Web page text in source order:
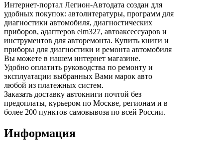
Интернет-портал Легион-Автодата создан для
удобных покупок: автолитературы, программ для
диагностики автомобиля, диагностических
приборов, адаптеров elm327, автоаксессуаров и
инструментов для авторемонта. Купить книги и
приборы для диагностики и ремонта автомобиля
Вы можете в нашем интернет магазине.
Удобно оплатить руководства по ремонту и
эксплуатации выбранных Вами марок авто
любой из платежных систем.
Заказать доставку автокниги почтой без
предоплаты, курьером по Москве, регионам и в
более 200 пунктов самовывоза по всей России.
Информация